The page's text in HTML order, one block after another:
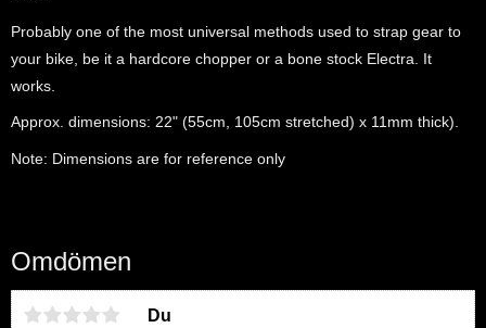
Probably one of the most universal methods used to strap gear to
your bike, be it a hardcore chopper or a bone stock Electra. It
works.
Approx. dimensions: 22" (55cm, 105cm stretched) x 11mm thick).
Note: Dimensions are for reference only
Omdömen
Du